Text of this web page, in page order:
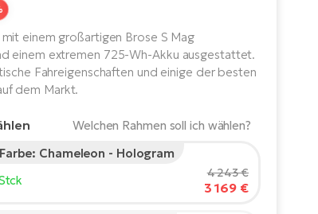
einem großartigen Brose S Mag
einem extremen 725-Wh-Akku ausgestattet.
Fahreigenschaften und einige der besten
dem Markt.
Welchen Rahmen soll ich wählen?
des Fahrers:
210
Chameleon - Hologram
4 243 €
3 169 €